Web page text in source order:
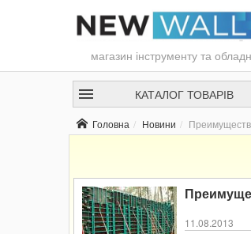
магазин інструменту та
КАТАЛОГ ТОВАРІВ
Головна Новини
11.08.2013